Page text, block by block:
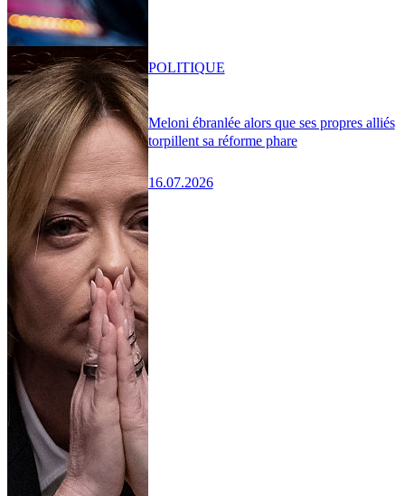
Meloni ébranlée alors que ses propres alliés
torpillent sa réforme phare
16.07.2026
POLITIQUE